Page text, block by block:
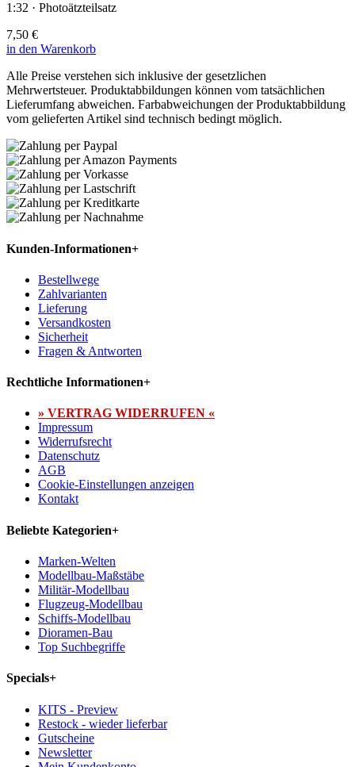
1:32 · Photoätzteilsatz
7,50 €
in den Warenkorb
Alle Preise verstehen sich inklusive der gesetzlichen
Mehrwertsteuer. Produktabbildungen können vom tatsächlichen
Lieferumfang abweichen. Farbabweichungen der Produktabbildung
vom gelieferten Artikel sind technisch bedingt möglich.
Kunden-Informationen+
Bestellwege
Zahlvarianten
Lieferung
Versandkosten
Sicherheit
Fragen & Antworten
Rechtliche Informationen+
» VERTRAG WIDERRUFEN «
Impressum
Widerrufsrecht
Datenschutz
AGB
Cookie-Einstellungen anzeigen
Kontakt
Beliebte Kategorien+
Marken-Welten
Modellbau-Maßstäbe
Militär-Modellbau
Flugzeug-Modellbau
Schiffs-Modellbau
Dioramen-Bau
Top Suchbegriffe
Specials+
KITS - Preview
Restock - wieder lieferbar
Gutscheine
Newsletter